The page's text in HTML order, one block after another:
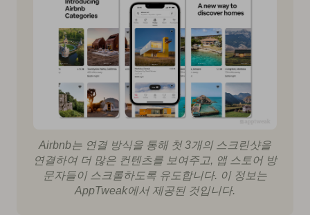
Airbnb는 연결 방식을 통해 첫 3개의 스크린샷을
연결하여 더 많은 컨텐츠를 보여주고, 앱 스토어 방
문자들이 스크롤하도록 유도합니다. 이 정보는
AppTweak에서 제공된 것입니다.